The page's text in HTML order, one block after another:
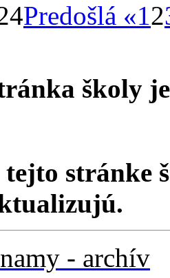
Predošlá «12
školy
tejto stránke
- archív